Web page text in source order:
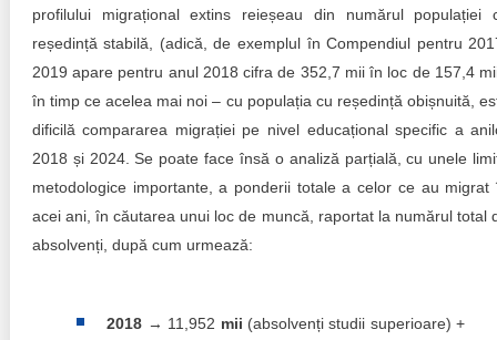
profilului migrațional extins reieșeau din numărul populației
reședință stabilă, (adică, de exemplul în Compendiul pentru
2019 apare pentru anul 2018 cifra de 352,7 mii în loc de 157,4
în timp ce acelea mai noi – cu populația cu reședință obișnuită,
dificilă compararea migrației pe nivel educațional specific a
2018 și 2024. Se poate face însă o analiză parțială, cu unele
metodologice importante, a ponderii totale a celor ce au migrat
acei ani, în căutarea unui loc de muncă, raportat la numărul total
absolvenți, după cum urmează:
2018 → 11,952 mii (absolvenți studii superioare) +